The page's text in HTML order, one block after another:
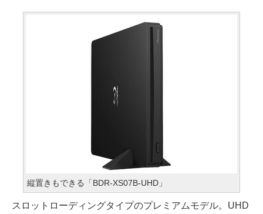
縦置きもできる「BDR-XS07B-UHD」
スロットローディングタイプのプレミアムモデル。UHD